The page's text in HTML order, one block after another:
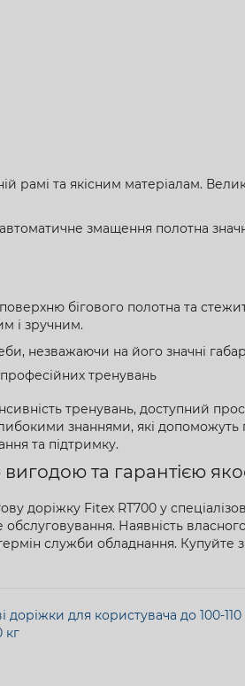
та якісним матеріалам.
змащення полотна
бігового полотна та
і зручним.
незважаючи на його значні
тренувань
тренувань, доступний
знаннями, які допоможуть
та підтримку.
та гарантією
доріжку Fitex RT700 у
Наявність
служби обладнання. Купуйте
доріжки для користувача до 100-110
кг